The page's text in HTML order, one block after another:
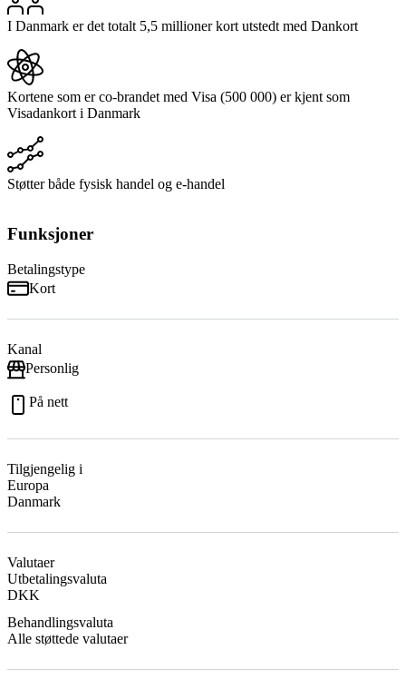
I Danmark er det totalt 5,5 millioner kort utstedt med Dankort
Kortene som er co-brandet med Visa (500 000) er kjent som
Visadankort i Danmark
Støtter både fysisk handel og e-handel
Funksjoner
Betalingstype
Kort
Kanal
Personlig
På nett
Tilgjengelig i
Europa
Danmark
Valutaer
Utbetalingsvaluta
DKK
Behandlingsvaluta
Alle støttede valutaer